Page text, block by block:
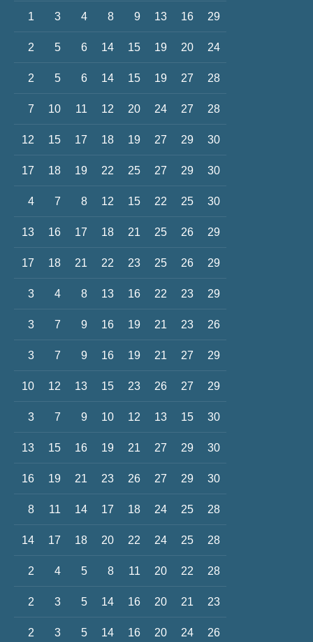
1 3 4 8 9 13 16 29
2 5 6 14 15 19 20 24
2 5 6 14 15 19 27 28
7 10 11 12 20 24 27 28
12 15 17 18 19 27 29 30
17 18 19 22 25 27 29 30
4 7 8 12 15 22 25 30
13 16 17 18 21 25 26 29
17 18 21 22 23 25 26 29
3 4 8 13 16 22 23 29
3 7 9 16 19 21 23 26
3 7 9 16 19 21 27 29
10 12 13 15 23 26 27 29
3 7 9 10 12 13 15 30
13 15 16 19 21 27 29 30
16 19 21 23 26 27 29 30
8 11 14 17 18 24 25 28
14 17 18 20 22 24 25 28
2 4 5 8 11 20 22 28
2 3 5 14 16 20 21 23
2 3 5 14 16 20 24 26